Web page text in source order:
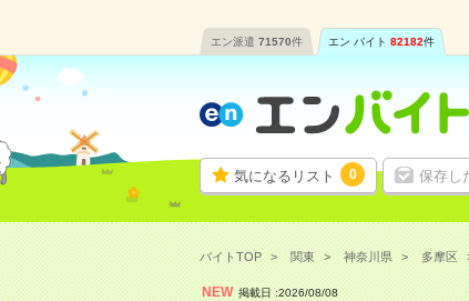
エン派遣 71570件 エン バイト 82182件
気になるリスト 0 保存し
バイトTOP 関東 神奈川県 多摩区
NEW 掲載日 :2026/08/08